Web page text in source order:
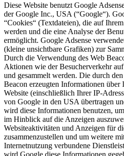
Diese Website benutzt Google
der Google Inc., USA (“Google“).
“Cookies“ (Textdateien), die auf
werden und die eine Analyse der
ermöglicht. Google Adsense
(kleine unsichtbare Grafiken) zur
Durch die Verwendung des Web
Aktionen wie der Besucherverkehr
und gesammelt werden. Die durch
Beacon erzeugten Informationen über
Website (einschließlich Ihrer IP-
von Google in den USA übertragen
wird diese Informationen benutzen,
im Hinblick auf die Anzeigen
Websiteaktivitäten und Anzeigen für
zusammenzustellen und um weitere
Internetnutzung verbundene
wird Google diese Informationen